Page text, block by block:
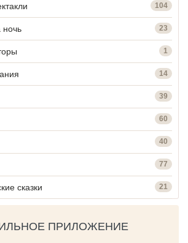
104
ночь 23
1
14
39
60
40
77
сказки 21
ПРИЛОЖЕНИЕ